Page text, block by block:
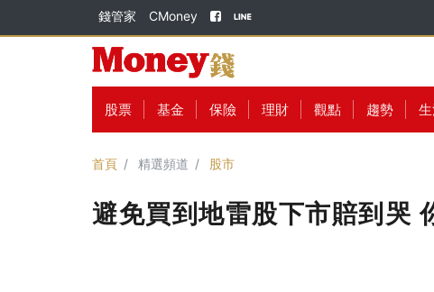
錢管家 CMoney
股票 基金 保險 理財 觀點 趨勢
首頁 精選頻道 股市
避免買到地雷股下市賠到哭